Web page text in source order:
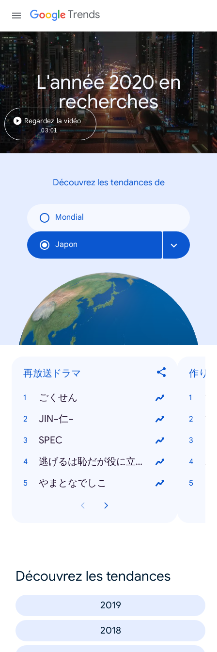
Trends
L'année 2020 en
recherches
Regardez la vidéo
03:01
Découvrez les tendances de
Mondial
Japon
再放送ドラマ
ごくせん
JIN−仁−
SPEC
逃げるは恥だが役に立つ
やまとなでしこ
作り
マ
マ
エ
Découvrez les tendances
2019
2018